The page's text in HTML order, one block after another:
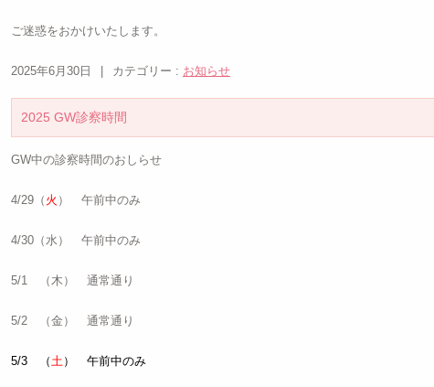
ご迷惑をおかけいたします。
2025年6月30日 カテゴリー : お知らせ
2025 GW診察時間
GW中の診察時間のおしらせ
4/29（ 火 ） 午前中のみ
4/30（水） 午前中のみ
5/1 （木） 通常通り
5/2 （金） 通常通り
5/3 （土） 午前中のみ